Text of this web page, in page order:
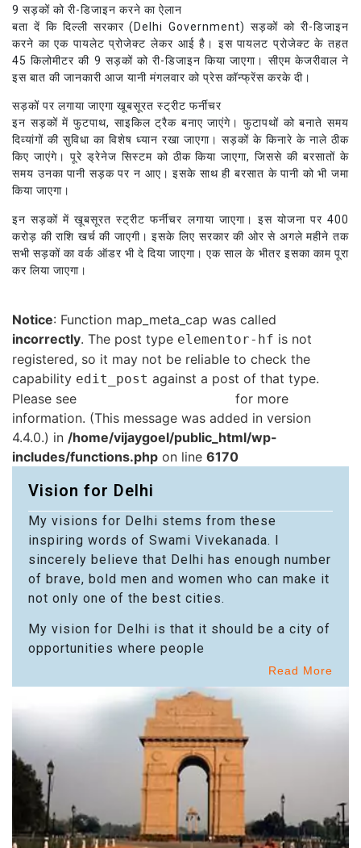
9 सड़कों को री-डिजाइन करने का ऐलान
बता दें कि दिल्ली सरकार (Delhi Government) सड़कों को री-डिजाइन
करने का एक पायलेट प्रोजेक्ट लेकर आई है। इस पायलट प्रोजेक्ट के तहत
45 किलोमीटर की 9 सड़कों को री-डिजाइन किया जाएगा। सीएम केजरीवाल ने
इस बात की जानकारी आज यानी मंगलवार को प्रेस कॉन्फ्रेंस करके दी।
सड़कों पर लगाया जाएगा खूबसूरत स्ट्रीट फर्नीचर
इन सड़कों में फुटपाथ, साइकिल ट्रैक बनाए जाएंगे। फुटापथों को बनाते समय
दिव्यांगों की सुविधा का विशेष ध्यान रखा जाएगा। सड़कों के किनारे के नाले ठीक
किए जाएंगे। पूरे ड्रेनेज सिस्टम को ठीक किया जाएगा, जिससे की बरसातों के
समय उनका पानी सड़क पर न आए। इसके साथ ही बरसात के पानी को भी जमा
किया जाएगा।
इन सड़कों में खूबसूरत स्ट्रीट फर्नीचर लगाया जाएगा। इस योजना पर 400
करोड़ की राशि खर्च की जाएगी। इसके लिए सरकार की ओर से अगले महीने तक
सभी सड़कों का वर्क ऑडर भी दे दिया जाएगा। एक साल के भीतर इसका काम पूरा
कर लिया जाएगा।
Notice: Function map_meta_cap was called
incorrectly. The post type elementor-hf is not
registered, so it may not be reliable to check the
capability edit_post against a post of that type.
Please see
for more
information. (This message was added in version
4.4.0.) in /home/vijaygoel/public_html/wp-
includes/functions.php on line 6170
Vision for Delhi
My visions for Delhi stems from these
inspiring words of Swami Vivekanada. I
sincerely believe that Delhi has enough number
of brave, bold men and women who can make it
not only one of the best cities.
My vision for Delhi is that it should be a city of
opportunities where people
Read More